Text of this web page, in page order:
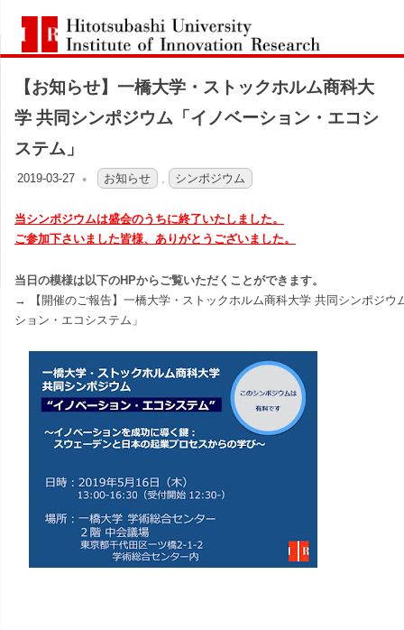
テ
橋
大
Hitotsubashi
Institute
of
Innovation
Research
【お知らせ】一橋大学・ストックホルム商科大
学 共同シンポジウム「イノベーション・エコシ
ステム」
2019-03-27 OFO2_TESTIIR
お知らせ シンポジウム
当シンポジウムは盛会のうちに終了いたしました。
ご参加下さいました皆様、ありがとうございました。
当日の模様は以下のHPからご覧いただくことができます。
→ 【開催のご報告】一橋大学・ストックホルム商科大学 共同シンポジウ
ション・エコシステム」